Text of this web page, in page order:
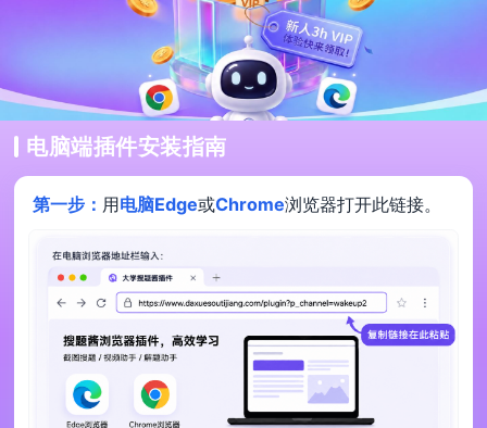
电脑端插件安装指南
第一步： 用电脑Edge或Chrome浏览器打开此链接。